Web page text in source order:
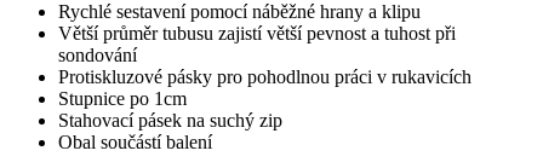
Rychlé sestavení pomocí náběžné hrany a klipu
Větší průměr tubusu zajistí větší pevnost a tuhost při
sondování
Protiskluzové pásky pro pohodlnou práci v rukavicích
Stupnice po 1cm
Stahovací pásek na suchý zip
Obal součástí balení